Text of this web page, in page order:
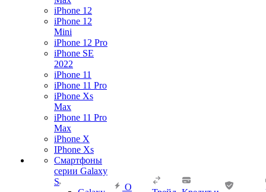
iPhone 12
iPhone 12
Mini
iPhone 12 Pro
iPhone SE
2022
iPhone 11
iPhone 11 Pro
iPhone Xs
Max
iPhone 11 Pro
Max
iPhone X
IPhone Xs
Смартфоны
серии Galaxy
S
О